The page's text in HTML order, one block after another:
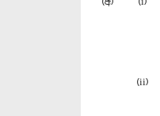
ගුවන්විදුලි
ඒ අනුව,
(ii)